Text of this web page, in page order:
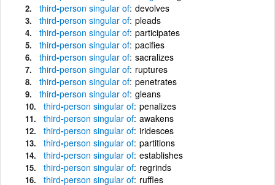
third-person singular of devolves
third-person singular of pleads
third-person singular of participates
third-person singular of pacifies
third-person singular of sacralizes
third-person singular of ruptures
third-person singular of penetrates
third-person singular of gleans
third-person singular of penalizes
third-person singular of awakens
third-person singular of iridesces
third-person singular of partitions
third-person singular of establishes
third-person singular of regrinds
third-person singular of ruffles